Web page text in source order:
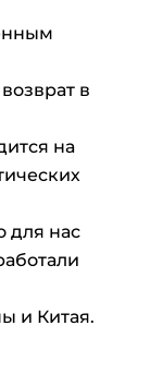
в
на
для нас
и Китая.